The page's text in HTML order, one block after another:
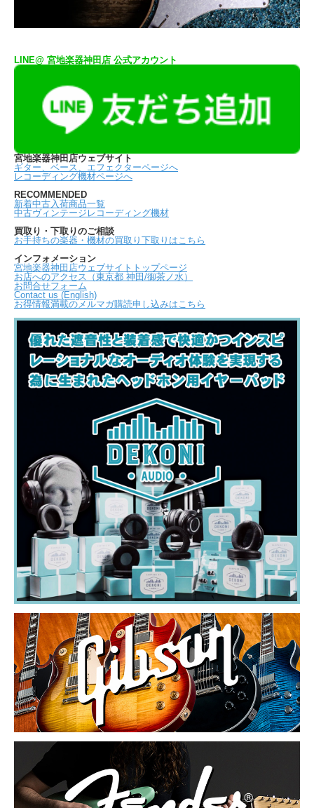
LINE@ 宮地楽器神田店 公式アカウント
宮地楽器神田店ウェブサイト
ギター、ベース、エフェクターページへ
レコーディング機材ページへ
RECOMMENDED
新着中古入荷商品一覧
中古ヴィンテージレコーディング機材
買取り・下取りのご相談
お手持ちの楽器・機材の買取り下取りはこちら
インフォメーション
宮地楽器神田店ウェブサイトトップページ
お店へのアクセス（東京都 神田/御茶ノ水）
お問合せフォーム
Contact us (English)
お得情報満載のメルマガ購読申し込みはこちら